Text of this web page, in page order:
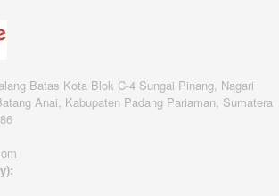
Batas Kota Blok C-4 Sungai Pinang, Nagari
Anai, Kabupaten Padang Pariaman, Sumatera